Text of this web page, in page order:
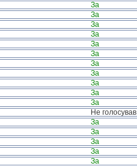
За
За
За
За
За
За
За
За
За
За
За
Не голосував
За
За
За
За
За